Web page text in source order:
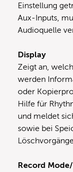
Einstellung
Aux-Inputs,
Audioquelle
Zeigt an,
werden
oder
Hilfe für
und meldet
sowie bei
Record